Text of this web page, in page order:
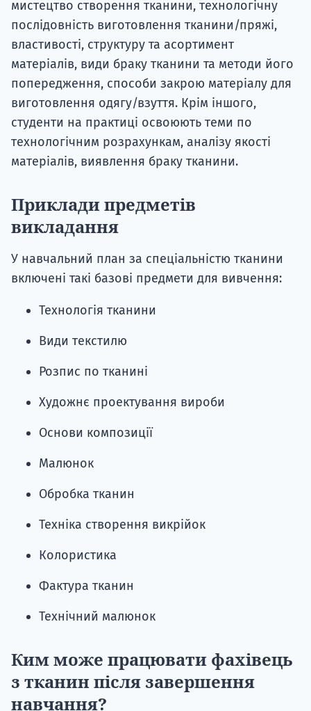
мистецтво створення тканини, технологічну
послідовність виготовлення тканини/пряжі,
властивості, структуру та асортимент
матеріалів, види браку тканини та методи його
попередження, способи закрою матеріалу для
виготовлення одягу/взуття. Крім іншого,
студенти на практиці освоюють теми по
технологічним розрахункам, аналізу якості
матеріалів, виявлення браку тканини.
Приклади предметів
викладання
У навчальний план за спеціальністю тканини
включені такі базові предмети для вивчення:
Технологія тканини
Види текстилю
Розпис по тканині
Художнє проектування вироби
Основи композиції
Малюнок
Обробка тканин
Техніка створення викрійок
Колористика
Фактура тканин
Технічний малюнок
Ким може працювати фахівець
з тканин після завершення
навчання?